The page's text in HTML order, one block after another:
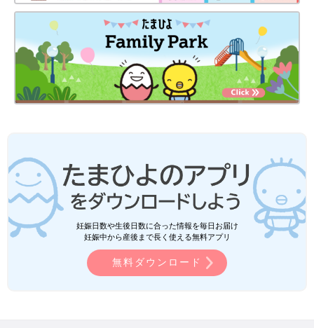
妊娠日数や生後日数に合った情報を毎日お届け
妊娠中から産後まで長く使える無料アプリ
無料ダウンロード